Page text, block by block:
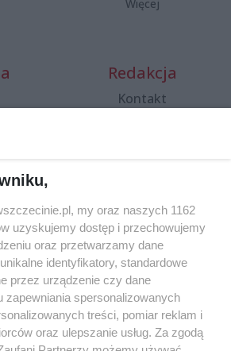
Więcej
Redakcja
Kontakt
Specjalny koncert z okazji
20. urodzin portalu
wSzczecinie.pl
Regulamin konkursów
śniadaniówka "Hej
Szczecin! Jest piątek!"
my oraz naszych 1162
uzyskujemy dostęp i przechowujemy
oraz przetwarzamy dane
identyfikatory, standardowe
przez urządzenie czy dane
zapewniania spersonalizowanych
treści, pomiar reklam i
oraz ulepszanie usług. Za zgodą